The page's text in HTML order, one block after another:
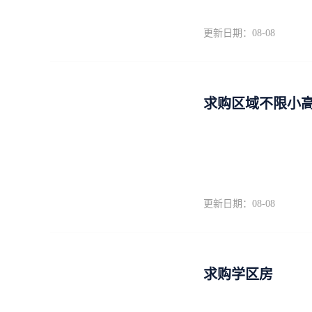
更新日期：08-08
求购区域不限小
更新日期：08-08
求购学区房